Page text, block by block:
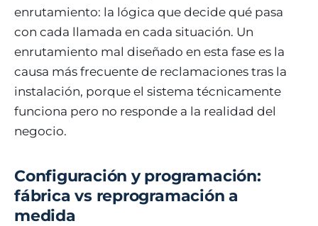
enrutamiento: la lógica que decide qué pasa
con cada llamada en cada situación. Un
enrutamiento mal diseñado en esta fase es la
causa más frecuente de reclamaciones tras la
instalación, porque el sistema técnicamente
funciona pero no responde a la realidad del
negocio.
Configuración y programación:
fábrica vs reprogramación a
medida